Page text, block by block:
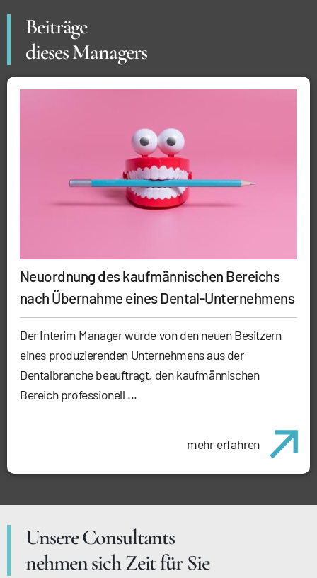
Beiträge
dieses Managers
Neuordnung des kaufmännischen Bereichs
nach Übernahme eines Dental-Unternehmens
Der Interim Manager wurde von den neuen Besitzern
eines produzierenden Unternehmens aus der
Dentalbranche beauftragt, den kaufmännischen
Bereich professionell ...
mehr erfahren
Unsere Consultants
nehmen sich Zeit für Sie